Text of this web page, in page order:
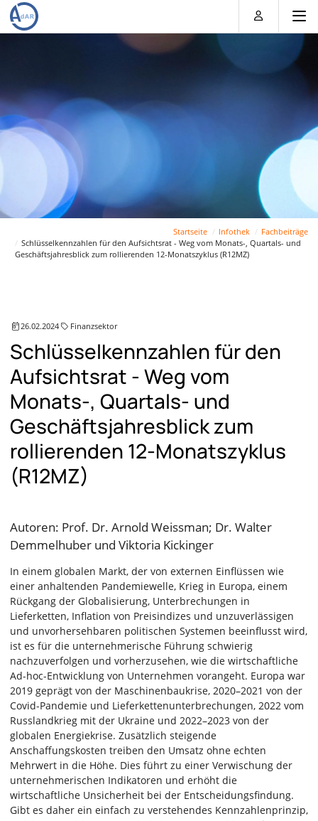
Direkt
zum
Inhalt
Direkt
zum
Hauptmenu
Direkt
zur
Suche
Direkt
zum
Footer
Startseite Infothek
Fachbeiträge
Schlüsselkennzahlen für den Aufsichtsrat - Weg vom Monats-, Quartals- und
Geschäftsjahresblick zum rollierenden 12-Monatszyklus (R12MZ)
26.02.2024 Finanzsektor
Schlüsselkennzahlen für den
Aufsichtsrat - Weg vom
Monats-, Quartals- und
Geschäftsjahresblick zum
rollierenden 12-Monatszyklus
(R12MZ)
Autoren: Prof. Dr. Arnold Weissman; Dr. Walter
Demmelhuber und Viktoria Kickinger
In einem globalen Markt, der von externen Einflüssen wie
einer anhaltenden Pandemiewelle, Krieg in Europa, einem
Rückgang der Globalisierung, Unterbrechungen in
Lieferketten, Inflation von Preisindizes und unzuverlässigen
und unvorhersehbaren politischen Systemen beeinflusst wird,
ist es für die unternehmerische Führung schwierig
nachzuverfolgen und vorherzusehen, wie die wirtschaftliche
Ad-hoc-Entwicklung von Unternehmen vorangeht. Europa war
2019 geprägt von der Maschinenbaukrise, 2020–2021 von der
Covid-Pandemie und Lieferkettenunterbrechungen, 2022 vom
Russlandkrieg mit der Ukraine und 2022–2023 von der
globalen Energiekrise. Zusätzlich steigende
Anschaffungskosten treiben den Umsatz ohne echten
Mehrwert in die Höhe. Dies führt zu einer Verwischung der
unternehmerischen Indikatoren und erhöht die
wirtschaftliche Unsicherheit bei der Entscheidungsfindung.
Gibt es daher ein einfach zu verstehendes Kennzahlenprinzip,